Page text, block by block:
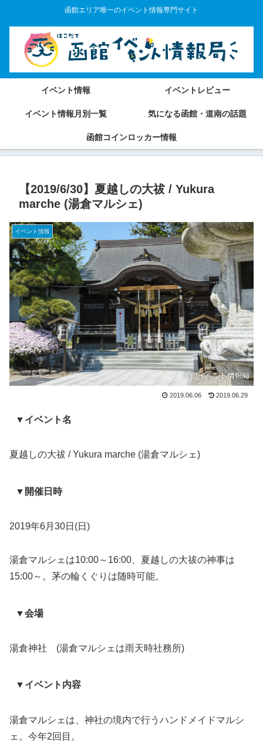
函館エリア唯一のイベント情報専門サイト
イベント情報 イベントレビュー
イベント情報月別一覧 気になる函館・道南の話題
函館コインロッカー情報
【2019/6/30】夏越しの大祓 / Yukura
marche (湯倉マルシェ)
イベント情報
2019.06.06 2019.06.29
▼イベント名
夏越しの大祓 / Yukura marche (湯倉マルシェ)
▼開催日時
2019年6月30日(日)
湯倉マルシェは10:00～16:00、夏越しの大祓の神事は
15:00～。茅の輪くぐりは随時可能。
▼会場
湯倉神社 (湯倉マルシェは雨天時社務所)
▼イベント内容
湯倉マルシェは、神社の境内で行うハンドメイドマルシ
ェ。今年2回目。